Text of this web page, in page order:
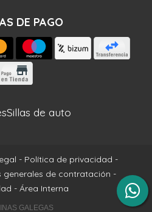
DE PAGO
Sillas de auto
- Política de privacidad -
generales de contratación -
- Área Interna
GALEGAS